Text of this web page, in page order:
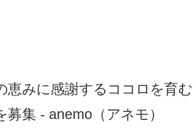
恵みに感謝するココロを育
集 - anemo（アネモ）